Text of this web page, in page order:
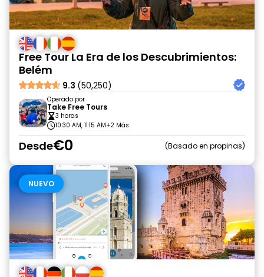
Free Tour La Era de los Descubrimientos:
Belém
9.3 (50,250)
Operado por
Take Free Tours
3 horas
10:30 AM, 11:15 AM+2 Más
Desde€0 Basado en propinas
NUEVO